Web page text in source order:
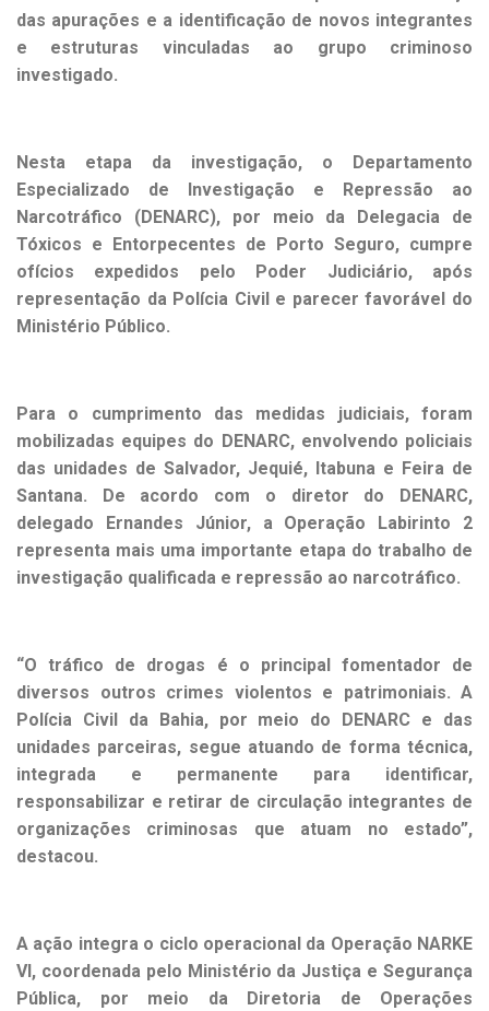
das apurações e a identificação de novos integrantes
e estruturas vinculadas ao grupo criminoso
investigado.
Nesta etapa da investigação, o Departamento
Especializado de Investigação e Repressão ao
Narcotráfico (DENARC), por meio da Delegacia de
Tóxicos e Entorpecentes de Porto Seguro, cumpre
ofícios expedidos pelo Poder Judiciário, após
representação da Polícia Civil e parecer favorável do
Ministério Público.
Para o cumprimento das medidas judiciais, foram
mobilizadas equipes do DENARC, envolvendo policiais
das unidades de Salvador, Jequié, Itabuna e Feira de
Santana. De acordo com o diretor do DENARC,
delegado Ernandes Júnior, a Operação Labirinto 2
representa mais uma importante etapa do trabalho de
investigação qualificada e repressão ao narcotráfico.
“O tráfico de drogas é o principal fomentador de
diversos outros crimes violentos e patrimoniais. A
Polícia Civil da Bahia, por meio do DENARC e das
unidades parceiras, segue atuando de forma técnica,
integrada e permanente para identificar,
responsabilizar e retirar de circulação integrantes de
organizações criminosas que atuam no estado”,
destacou.
A ação integra o ciclo operacional da Operação NARKE
VI, coordenada pelo Ministério da Justiça e Segurança
Pública, por meio da Diretoria de Operações